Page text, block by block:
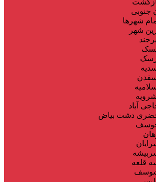
جنوبی
شهر‌ها
شهر
آباد
دشت بیاض
قلعه